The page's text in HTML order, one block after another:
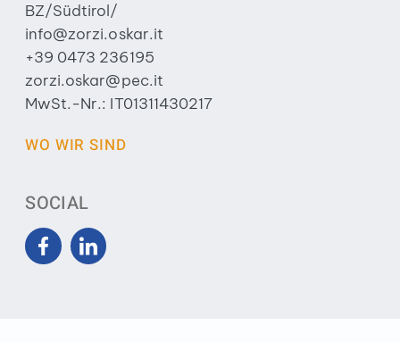
BZ/Südtirol/
info@zorzi.oskar.it
+39 0473 236195
zorzi.oskar@pec.it
MwSt.-Nr.: IT01311430217
WO WIR SIND
SOCIAL